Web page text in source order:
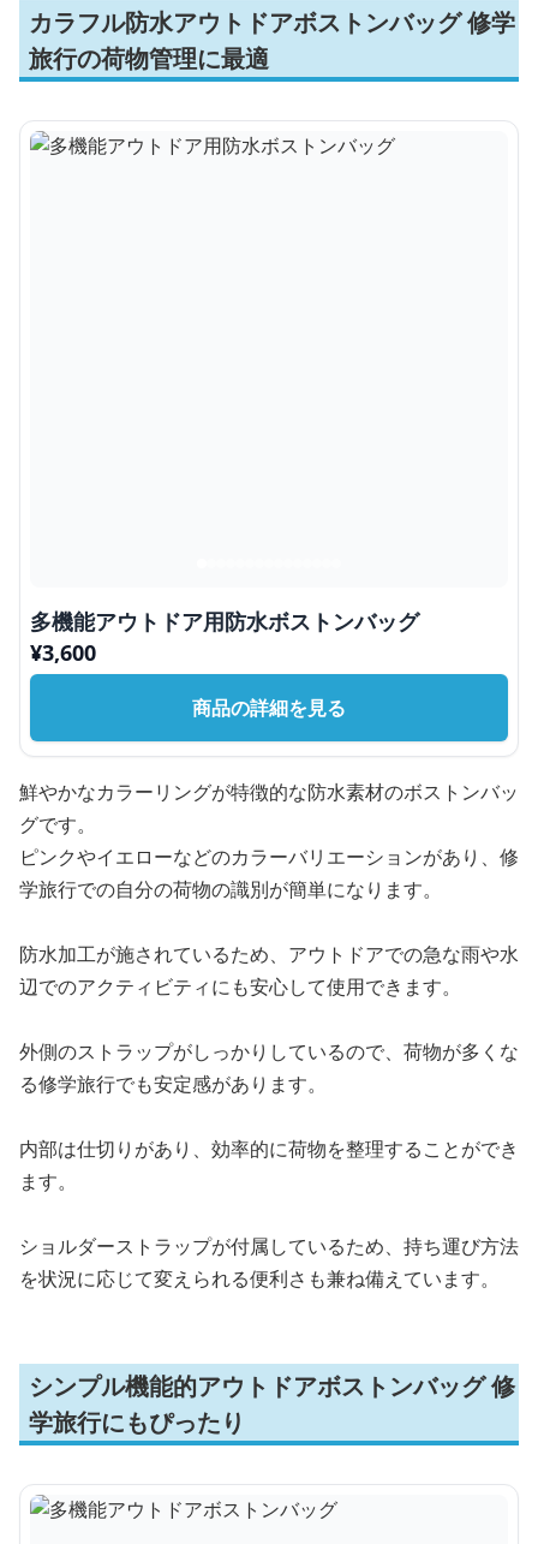
カラフル防水アウトドアボストンバッグ 修学
旅行の荷物管理に最適
多機能アウトドア用防水ボストンバッグ
¥3,600
商品の詳細を見る
鮮やかなカラーリングが特徴的な防水素材のボストンバッ
グです。
ピンクやイエローなどのカラーバリエーションがあり、修
学旅行での自分の荷物の識別が簡単になります。
防水加工が施されているため、アウトドアでの急な雨や水
辺でのアクティビティにも安心して使用できます。
外側のストラップがしっかりしているので、荷物が多くな
る修学旅行でも安定感があります。
内部は仕切りがあり、効率的に荷物を整理することができ
ます。
ショルダーストラップが付属しているため、持ち運び方法
を状況に応じて変えられる便利さも兼ね備えています。
シンプル機能的アウトドアボストンバッグ 修
学旅行にもぴったり